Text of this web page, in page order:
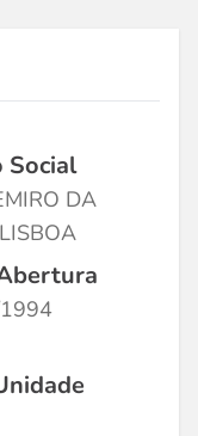
Social
DA